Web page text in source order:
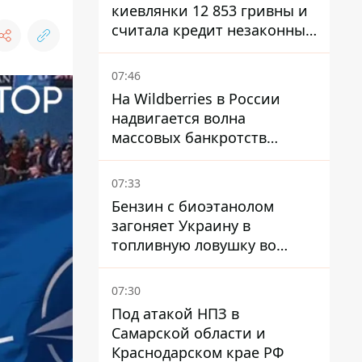
киевлянки 12 853 гривны и
считала кредит незаконным
- что решил суд
07:46
На Wildberries в России
надвигается волна
массовых банкротств
продавцов - Reuters
07:33
Бензин с биоэтанолом
загоняет Украину в
топливную ловушку во
время войны - Сергей Куюн
07:30
Под атакой НПЗ в
Самарской области и
Краснодарском крае РФ